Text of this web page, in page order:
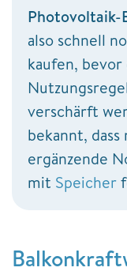
Photovoltaik-
also schnell
kaufen,
verschärft
bekannt,
ergänzende
mit Speicher